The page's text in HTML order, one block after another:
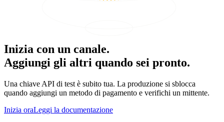
Inizia con un canale.
Aggiungi gli altri quando sei pronto.
Una chiave API di test è subito tua. La produzione si sblocca
quando aggiungi un metodo di pagamento e verifichi un mittente.
Inizia oraLeggi la documentazione